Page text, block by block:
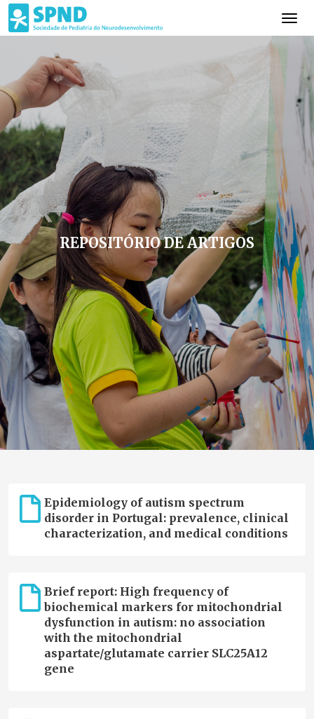
REPOSITÓRIO DE ARTIGOS
Epidemiology of autism spectrum
disorder in Portugal: prevalence, clinical
characterization, and medical conditions
Brief report: High frequency of
biochemical markers for mitochondrial
dysfunction in autism: no association
with the mitochondrial
aspartate/glutamate carrier SLC25A12
gene